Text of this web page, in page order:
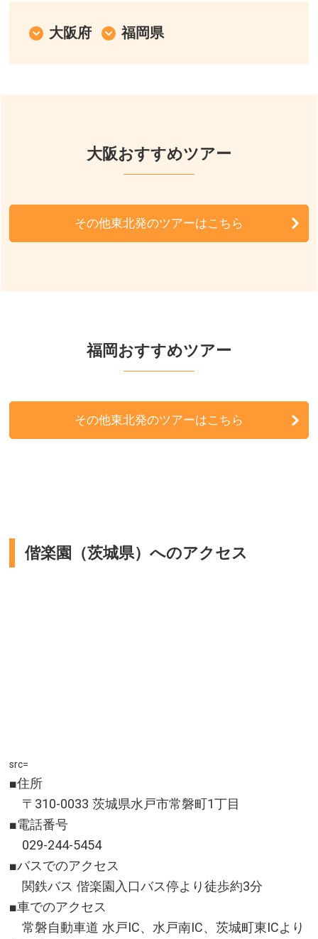
中部発
関西発
北海道発
北陸発
九州発
大阪府 福岡県
大阪おすすめツアー
その他東北発のツアーはこちら
福岡おすすめツアー
その他東北発のツアーはこちら
偕楽園（茨城県）へのアクセス
src=
■住所
〒310-0033 茨城県水戸市常磐町1丁目
■電話番号
029-244-5454
■バスでのアクセス
関鉄バス 偕楽園入口バス停より徒歩約3分
■車でのアクセス
常磐自動車道 水戸IC、水戸南IC、茨城町東ICより